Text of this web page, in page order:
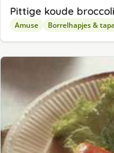
Pittige koude
Amuse Borrelhapjes &